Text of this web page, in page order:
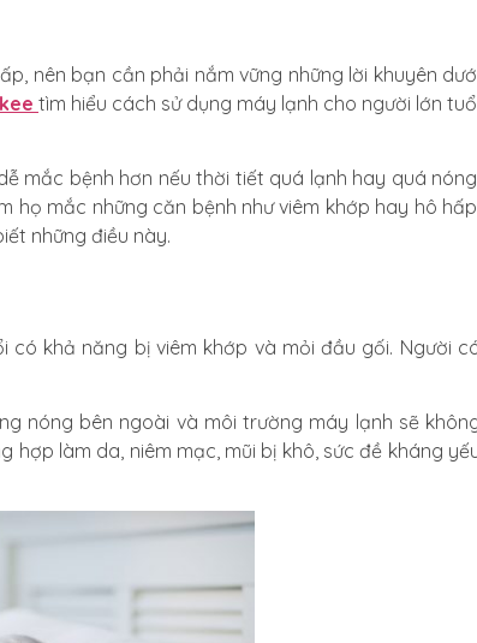
nên bạn cần phải nắm vững những lời khuyên
tìm hiểu cách sử dụng máy lạnh cho người lớn
mắc bệnh hơn nếu thời tiết quá lạnh hay quá
họ mắc những căn bệnh như viêm khớp hay hô
những điều này.
khả năng bị viêm khớp và mỏi đầu gối. Người
nóng bên ngoài và môi trường máy lạnh sẽ
làm da, niêm mạc, mũi bị khô, sức đề kháng